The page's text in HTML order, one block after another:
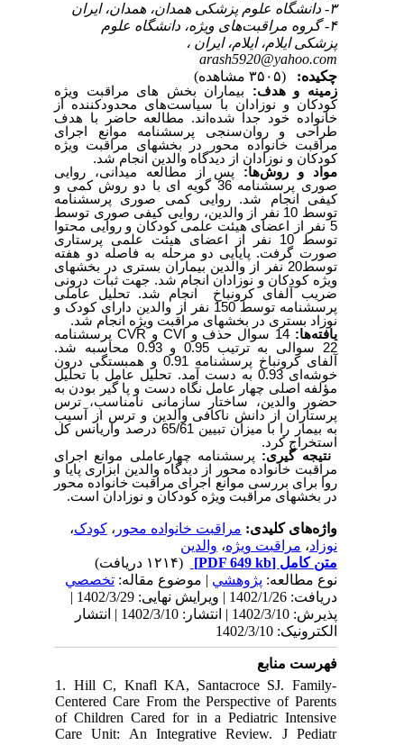
۴- گروه مراقبت‌های ویژه، دانشگاه علوم
پزشکی ایلام، ایلام، ایران ،
arash5920@yahoo.com
چکیده:
زمینه و هدف:بیماران بخش ‌هایمراقبت ویژه
کودکان و نوزادان با سیاست‌های محدودکننده از
خانواده خود جدا شده‌اند. مطالعه حاضر با هدف
طراحی و روان‌سنجی پرسشنامه موانع اجرای
مراقبت خانواده محور در بخشهای مراقبت ویژه
کودکان و نوزادان از دیدگاه والدین انجام شد.
مواد و روش‌ها:پس از مطالعه میدانی، روایی
صوری پرسشنامه 36 گویه ایبا دو روش کمی و
کیفی انجام شد. روایی کمی صوری پرسشنامه
توسط 10 نفر از والدین،
روایی کیفی صوری توسط
5 نفر از اعضای هیئت علمی کودکان و روایی محتوا
توسط 10 نفر از اعضای هیئت علمی پرستاری
صورت گرفت. پایایی دو مرحله به فاصله دو هفته
توسط20 نفر از والدین بیماران بستری در بخشهای
ویژه کودکان و نوزادان انجام شد. جهت ثبات درونی
ضریب آلفای کرونباخ انجام شد.تحلیل عاملی
پرسشنامه توسط150 نفر از والدین دارای کودک و
نوزاد بستری در بخشهای مراقبت ویژه انجام شد.
یافته‌ها:14 سوال حذف و CVIو CVR پرسشنامه
22 سوالی به ترتیب 0.95 و 0.93 محاسبه شد.
آلفای کرونباخ پرسشنامه 0.91 و همبستگی درون
خوشه‌ای 0.93 به دست آمد. تحلیل عامل با تحلیل
مؤلفه اصلی چهار عامل نگاه دست و پا گیر بودن به
حضور والدین، ساختار سازمانی نامناسب، ترس
پرستاران از دانش ناکافی والدین و ترس از آسیب
به بیمار را با میزان تبیین 65/61 درصد واریانس کل
استخراج کرد.
نتیجه ­گیری:پرسشنامه چهارعاملی موانع اجرای
مراقبت خانواده محور از دیدگاه والدین ابزاری پایا و
روا برای بررسی موانع اجرای مراقبت خانواده محور
در بخشهای مراقبت ویژه کودکان و نوزادان است.
واژه‌های کلیدی:مراقبت خانواده محور، کودک،
نوزاد ،مراقبت ویژه،والدین
متن کامل[PDF 649 kb]
نوع مطالعه:پژوهشي| موضوع مقاله:تخصصي
دریافت: 1402/1/26 | ویرایش نهایی: 1402/3/29 |
پذیرش: 1402/3/10 | انتشار: 1402/3/10 | انتشار
الکترونیک: 1402/3/10
فهرست منابع
1. Hill C, Knafl KA, Santacroce SJ. Family-
Centered Care From the Perspective of Parents
of Children Cared for in a Pediatric Intensive
Care Unit: An Integrative Review. J Pediatr